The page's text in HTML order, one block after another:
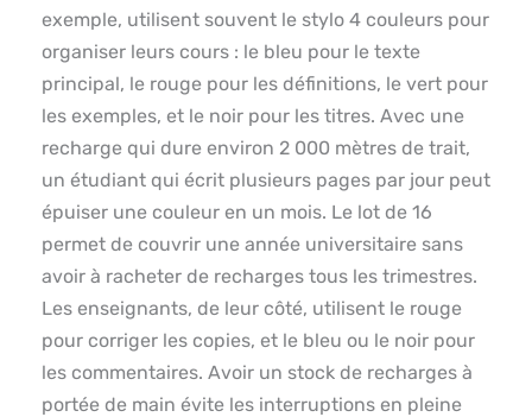
exemple, utilisent souvent le stylo 4 couleurs pour
organiser leurs cours : le bleu pour le texte
principal, le rouge pour les définitions, le vert pour
les exemples, et le noir pour les titres. Avec une
recharge qui dure environ 2 000 mètres de trait,
un étudiant qui écrit plusieurs pages par jour peut
épuiser une couleur en un mois. Le lot de 16
permet de couvrir une année universitaire sans
avoir à racheter de recharges tous les trimestres.
Les enseignants, de leur côté, utilisent le rouge
pour corriger les copies, et le bleu ou le noir pour
les commentaires. Avoir un stock de recharges à
portée de main évite les interruptions en pleine